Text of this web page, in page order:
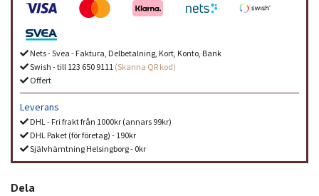
Nets - Svea - Faktura, Delbetalning, Kort, Konto, Bank
Swish - till 123 650 9111 (Skanna QR kod)
Offert
Leverans
DHL - Fri frakt från 1000kr (annars 99kr)
DHL Paket (för företag) - 190kr
Självhämtning Helsingborg - 0kr
Dela